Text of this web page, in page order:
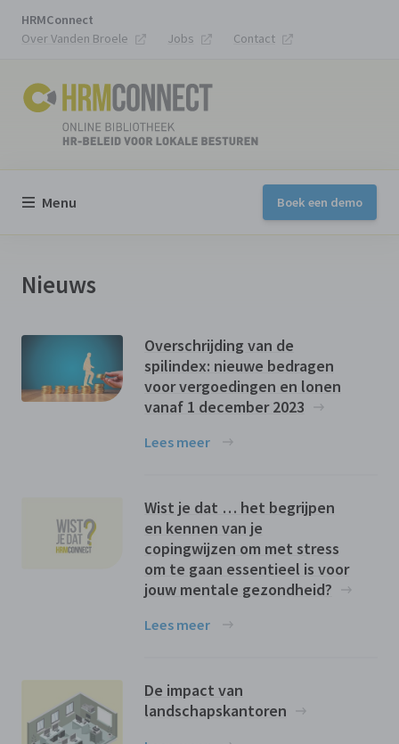
HRMConnect
Over Vanden Broele
Jobs Contact
Menu Boek een demo
Nieuws
Overschrijding van de
spilindex: nieuwe bedragen
voor vergoedingen en lonen
vanaf 1 december 2023
Lees meer
Wist je dat … het begrijpen
en kennen van je
copingwijzen om met stress
om te gaan essentieel is voor
jouw mentale gezondheid?
Lees meer
De impact van
landschapskantoren